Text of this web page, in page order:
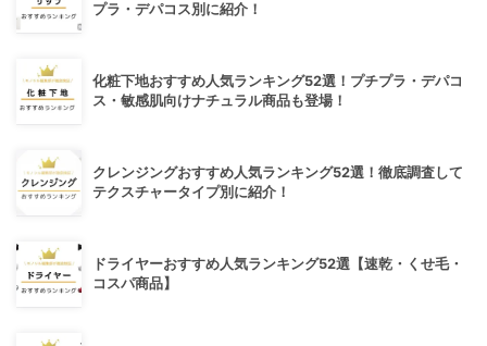
プラ・デパコス別に紹介！
化粧下地おすすめ人気ランキング52選！プチプラ・デパコ
ス・敏感肌向けナチュラル商品も登場！
クレンジングおすすめ人気ランキング52選！徹底調査して
テクスチャータイプ別に紹介！
ドライヤーおすすめ人気ランキング52選【速乾・くせ毛・
コスパ商品】